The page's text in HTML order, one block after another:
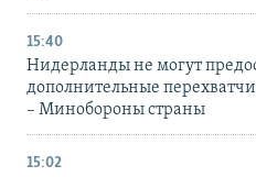
15:40
Нидерланды не могут
дополнительные
– Минобороны страны
15:02